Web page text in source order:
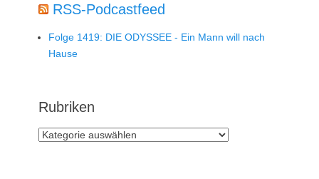
RSS-Podcastfeed
Folge 1419: DIE ODYSSEE - Ein Mann will nach
Hause
Rubriken
Rubriken